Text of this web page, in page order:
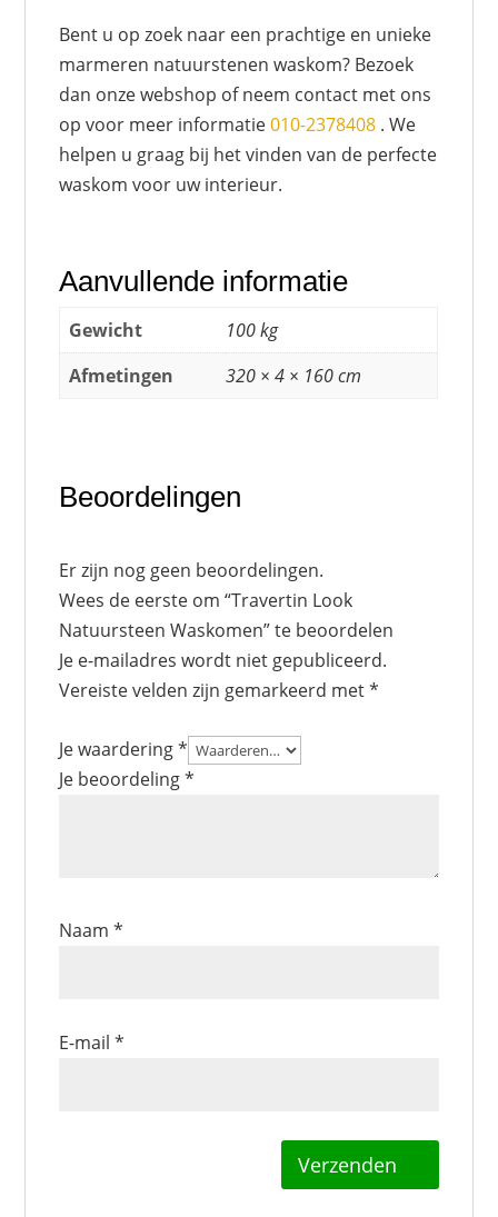
Bent u op zoek naar een prachtige en unieke
marmeren natuurstenen waskom? Bezoek
dan onze webshop of neem contact met ons
op voor meer informatie010-2378408 . We
helpen u graag bij het vinden van de perfecte
waskom voor uw interieur.
Aanvullende informatie
Gewicht
100 kg
Afmetingen
320 × 4 × 160 cm
Beoordelingen
Er zijn nog geen beoordelingen.
Wees de eerste om “Travertin Look
Natuursteen Waskomen” te beoordelen
Je e-mailadres wordt niet gepubliceerd.
Vereiste velden zijn gemarkeerd met*
Je waardering*
Je beoordeling*
Naam*
E-mail*